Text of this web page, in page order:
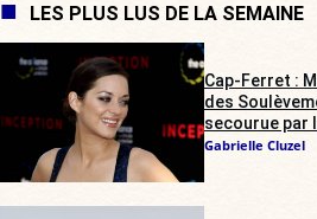
LES PLUS LUS DE LA SEMAINE
Cap-Ferret :
des
secourue par
Gabrielle Cluzel